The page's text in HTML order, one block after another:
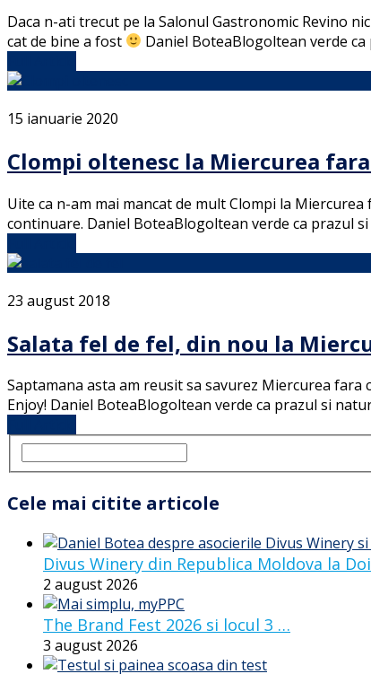
Daca n-ati trecut pe la Salonul Gastronomic Revino
cat de bine a fost
Daniel BoteaBlogoltean verde
15 ianuarie 2020
Clompi oltenesc la Miercurea
Uite ca n-am mai mancat de mult Clompi la
continuare. Daniel BoteaBlogoltean verde ca prazul
23 august 2018
Salata fel de fel, din nou la
Saptamana asta am reusit sa savurez Miercurea fara
Enjoy! Daniel BoteaBlogoltean verde ca prazul si
Cele mai citite articole
Divus Winery din Republica Moldova la
2 august 2026
The Brand Fest 2026 si locul 3 …
3 august 2026